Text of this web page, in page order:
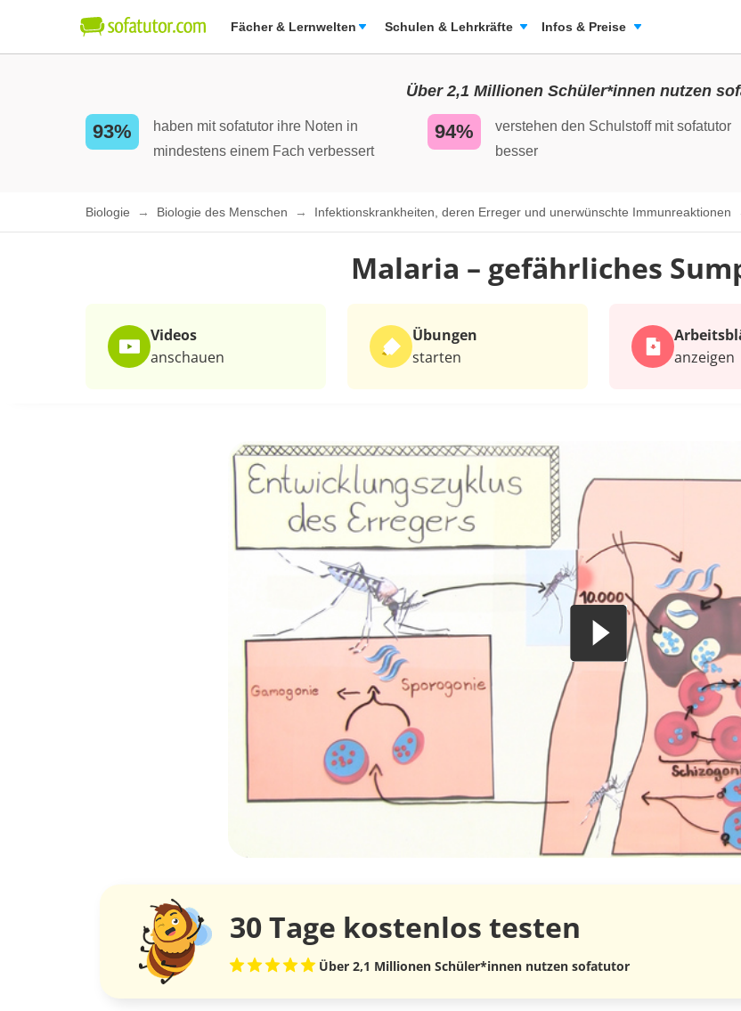
Fächer & Lernwelten Schulen & Lehrkräfte Infos & Preise
Über 2,1 Millionen Schüler*innen nutzen
93%
haben mit sofatutor ihre Noten in
mindestens einem Fach verbessert
94%
verstehen den Schulstoff mit sofatutor
besser
Biologie Biologie des Menschen Infektionskrankheiten, deren Erreger und unerwünschte Immunreaktionen
Malaria – gefährliches
Videos
anschauen
Übungen
starten
anzeigen
30 Tage kostenlos testen
Über 2,1 Millionen Schüler*innen nutzen sofatutor